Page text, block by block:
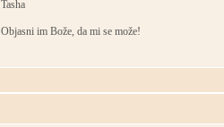
Tasha
Objasni im Bože, da mi se može!